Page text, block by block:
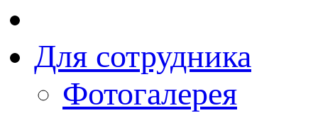
Для сотрудника
Фотогалерея